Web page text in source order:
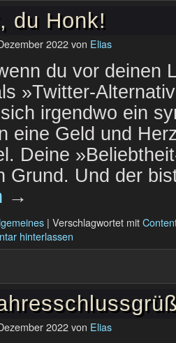
du Honk!
2022von Elias
du vor deinen
»Twitter-
irgendwo ein
eine Geld und
Deine
Grund. Und der
→
| Verschlagwortet mit
hinterlassen
2022von Elias